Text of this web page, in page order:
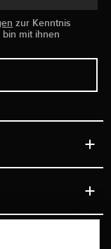
zur Kenntnis
mit ihnen